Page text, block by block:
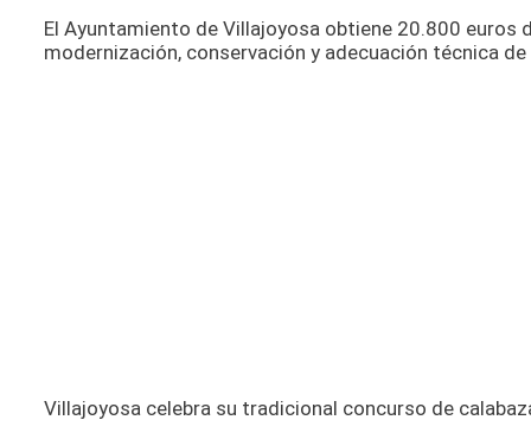
El Ayuntamiento de Villajoyosa obtiene 20.800 euros
modernización, conservación y adecuación técnica de
Villajoyosa celebra su tradicional concurso de